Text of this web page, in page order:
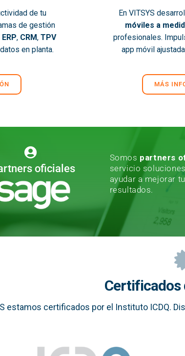
de tu
de gestión
ERP, CRM, TPV
en planta.
En VITSYS
móviles a
profesionales.
app móvil
MÁS
oficiales
Somos partners
servicio
ayudar a mejorar
resultados.
Certificados
estamos certificados por el Instituto ICDQ.